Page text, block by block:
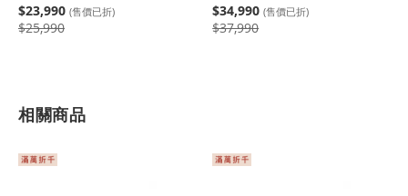
$23,990 (售價已折)
$25,990
$34,990 (售價已折)
$37,990
相關商品